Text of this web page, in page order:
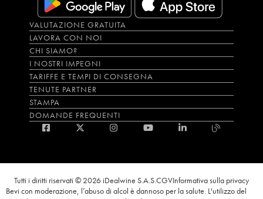
VALUTAZIONE GRATUITA
LAVORA CON NOI
CHI SIAMO?
I NOSTRI IMPEGNI
TARIFFE E TEMPI DI CONSEGNA
TENUTE PARTNER
STAMPA
DOMANDE FREQUENTI
Tutti i diritti riservati © 2026 iDealwine S.A.S.CGVInformativa sulla privacy
Bevi con moderazione, l’abuso di alcol è dannoso per la salute. L'utilizzo del